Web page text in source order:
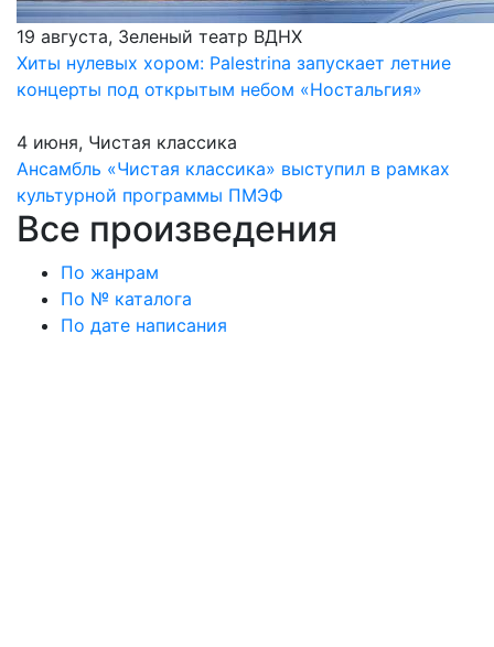
19 августа, Зеленый театр ВДНХ
Хиты нулевых хором: Palestrina запускает летние
концерты под открытым небом «Ностальгия»
4 июня, Чистая классика
Ансамбль «Чистая классика» выступил в рамках
культурной программы ПМЭФ
Все произведения
По жанрам
По № каталога
По дате написания